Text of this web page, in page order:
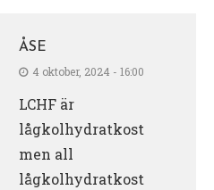
ÅSE
4 oktober, 2024 - 16:00
LCHF är
lågkolhydratkost
men all
lågkolhydratkost